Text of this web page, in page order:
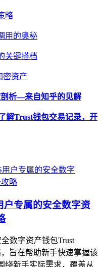
略
用的奥秘
关键搭档
密资产
析—来自知乎的见解
解Trust钱包交易记录，开
户专属的安全数字资
数字资产钱包Trust
旨在帮助新手快速掌握该
绕新手实际需求，覆盖从